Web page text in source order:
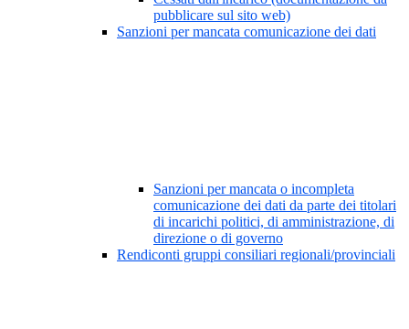
pubblicare sul sito web)
Sanzioni per mancata comunicazione dei dati
Sanzioni per mancata o incompleta
comunicazione dei dati da parte dei titolari
di incarichi politici, di amministrazione, di
direzione o di governo
Rendiconti gruppi consiliari regionali/provinciali